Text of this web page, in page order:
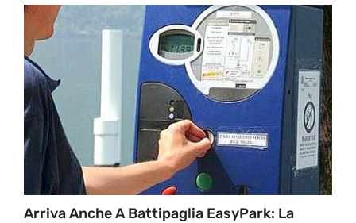
Arriva Anche A Battipaglia EasyPark: La